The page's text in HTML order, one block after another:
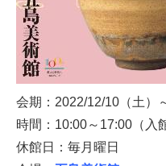
会期：2022/12/10（土）
時間：10:00～17:00（入
休館日：毎月曜日